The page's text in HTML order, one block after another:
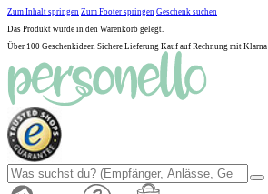
Zum Inhalt springen Zum Footer springen Geschenk suchen
Das Produkt wurde in den Warenkorb gelegt.
Über 100 Geschenkideen Sichere Lieferung Kauf auf Rechnung mit Klarna